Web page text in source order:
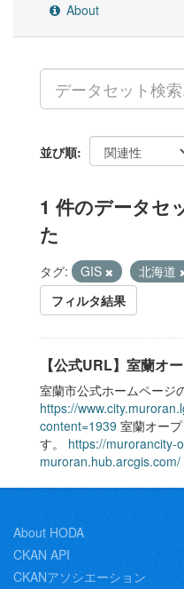
About
並び順
1 件のデータセ
た
タグ: GIS 北海道
フィルタ結果
【公式URL】室蘭オ
室蘭市公式ホームページ
https://
content=1939 室蘭オー
す。 https://murorancity-
muroran.hub.arcgis.com/
About HODA
CKAN API
CKANアソシエーション